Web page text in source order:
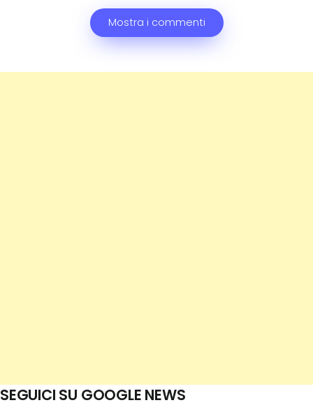
Mostra i commenti
SEGUICI SU GOOGLE NEWS